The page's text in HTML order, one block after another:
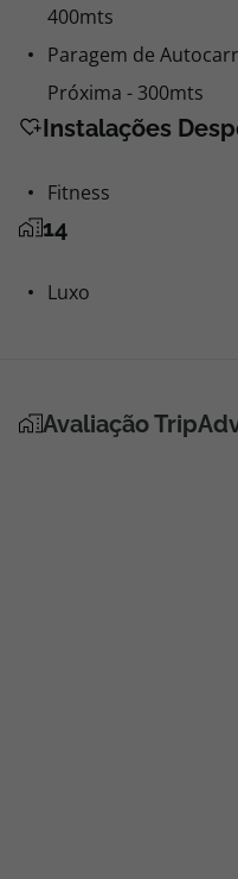
400mts
Paragem de
Próxima - 300mts
Instalações
Fitness
14
Luxo
Avaliação